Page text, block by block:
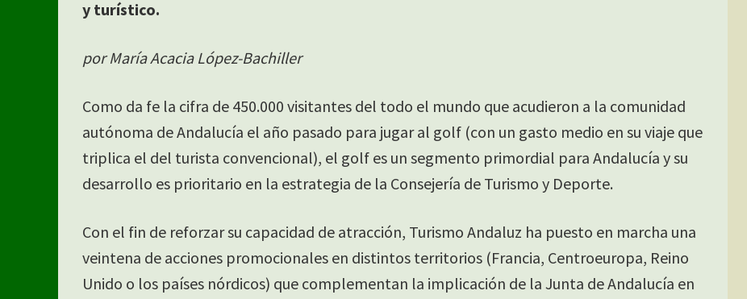
y turístico.
por María Acacia López-Bachiller
Como da fe la cifra de 450.000 visitantes del todo el mundo que acudieron a la comunidad
autónoma de Andalucía el año pasado para jugar al golf (con un gasto medio en su viaje que
triplica el del turista convencional), el golf es un segmento primordial para Andalucía y su
desarrollo es prioritario en la estrategia de la Consejería de Turismo y Deporte.
Con el fin de reforzar su capacidad de atracción, Turismo Andaluz ha puesto en marcha una
veintena de acciones promocionales en distintos territorios (Francia, Centroeuropa, Reino
Unido o los países nórdicos) que complementan la implicación de la Junta de Andalucía en